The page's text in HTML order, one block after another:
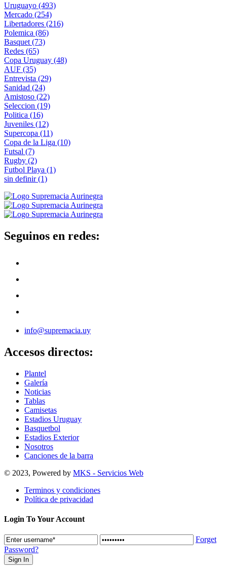
Uruguayo (493)
Mercado (254)
Libertadores (216)
Polemica (86)
Basquet (73)
Redes (65)
Copa Uruguay (48)
AUF (35)
Entrevista (29)
Sanidad (24)
Amistoso (22)
Seleccion (19)
Politica (16)
Juveniles (12)
Supercopa (11)
Copa de la Liga (10)
Futsal (7)
Rugby (2)
Futbol Playa (1)
sin definir(1)
Seguinos en redes:
info@supremacia.uy
Accesos directos:
Plantel
Galería
Noticias
Tablas
Camisetas
Estadios Uruguay
Basquetbol
Estadios Exterior
Nosotros
Canciones de la barra
© 2023, Powered by MKS - Servicios Web
Terminos y condiciones
Política de privacidad
Login To Your Account
Forget
Password?